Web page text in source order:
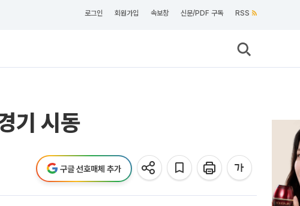
로그인 회원가입 속보창 신문/PDF 구독 RSS
기 시동
구글 선호매체 추가